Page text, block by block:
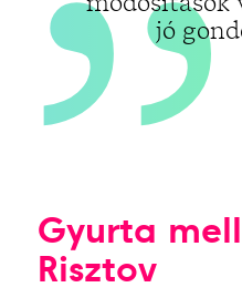
jó
Gyurta
Risztov